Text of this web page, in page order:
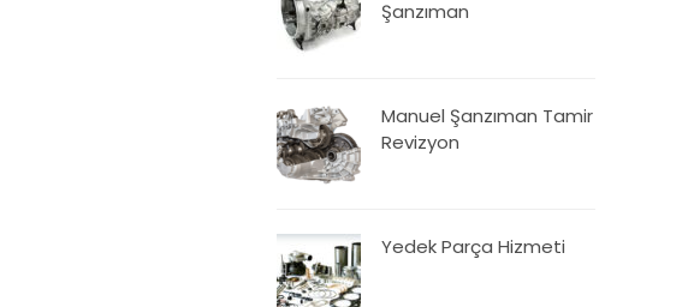
Şanzıman
Manuel Şanzıman Tamir
Revizyon
Yedek Parça Hizmeti